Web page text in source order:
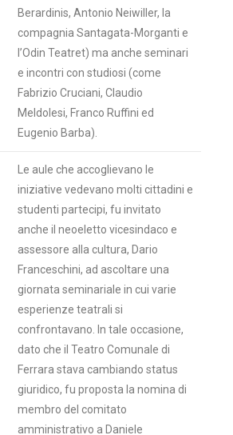
Berardinis, Antonio Neiwiller, la
compagnia Santagata-Morganti e
l’Odin Teatret) ma anche seminari
e incontri con studiosi (come
Fabrizio Cruciani, Claudio
Meldolesi, Franco Ruffini ed
Eugenio Barba).
Le aule che accoglievano le
iniziative vedevano molti cittadini e
studenti partecipi, fu invitato
anche il neoeletto vicesindaco e
assessore alla cultura, Dario
Franceschini, ad ascoltare una
giornata seminariale in cui varie
esperienze teatrali si
confrontavano. In tale occasione,
dato che il Teatro Comunale di
Ferrara stava cambiando status
giuridico, fu proposta la nomina di
membro del comitato
amministrativo a Daniele